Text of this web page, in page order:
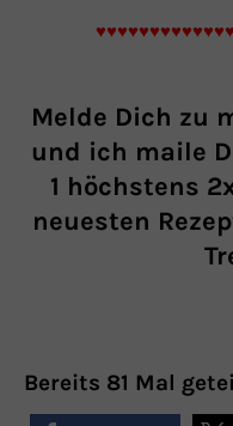
Melde Dich zu
und ich maile
1 höchstens
neuesten
Bereits 81 Mal